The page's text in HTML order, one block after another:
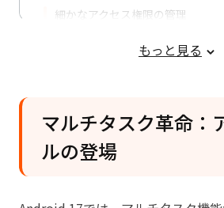
細かなアクセス権限の管理
UltData for Android — デ
安を完全解消
もっと見る
マルチタスク革命：
ルの登場